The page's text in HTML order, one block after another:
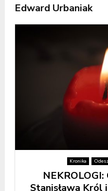
Edward Urbaniak
Kronika
Stanisława Król